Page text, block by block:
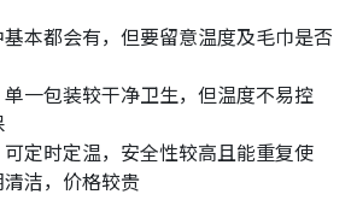
本都会有，但要留意温度及毛巾是否
一包装较干净卫生，但温度不易控
定时定温，安全性较高且能重复使
洁，价格较贵